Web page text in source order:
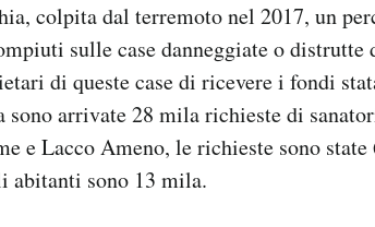
colpita dal terremoto nel 2017, un
sulle case danneggiate o distrutte
di queste case di ricevere i fondi
sono arrivate 28 mila richieste di
e Lacco Ameno, le richieste sono
abitanti sono 13 mila.